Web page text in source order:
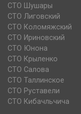
СТО Шушары
СТО Лиговский
СТО Коломяжский
СТО Ириновский
СТО Юнона
СТО Крыленко
СТО Салова
СТО Таллинское
СТО Руставели
СТО Кибачльчича